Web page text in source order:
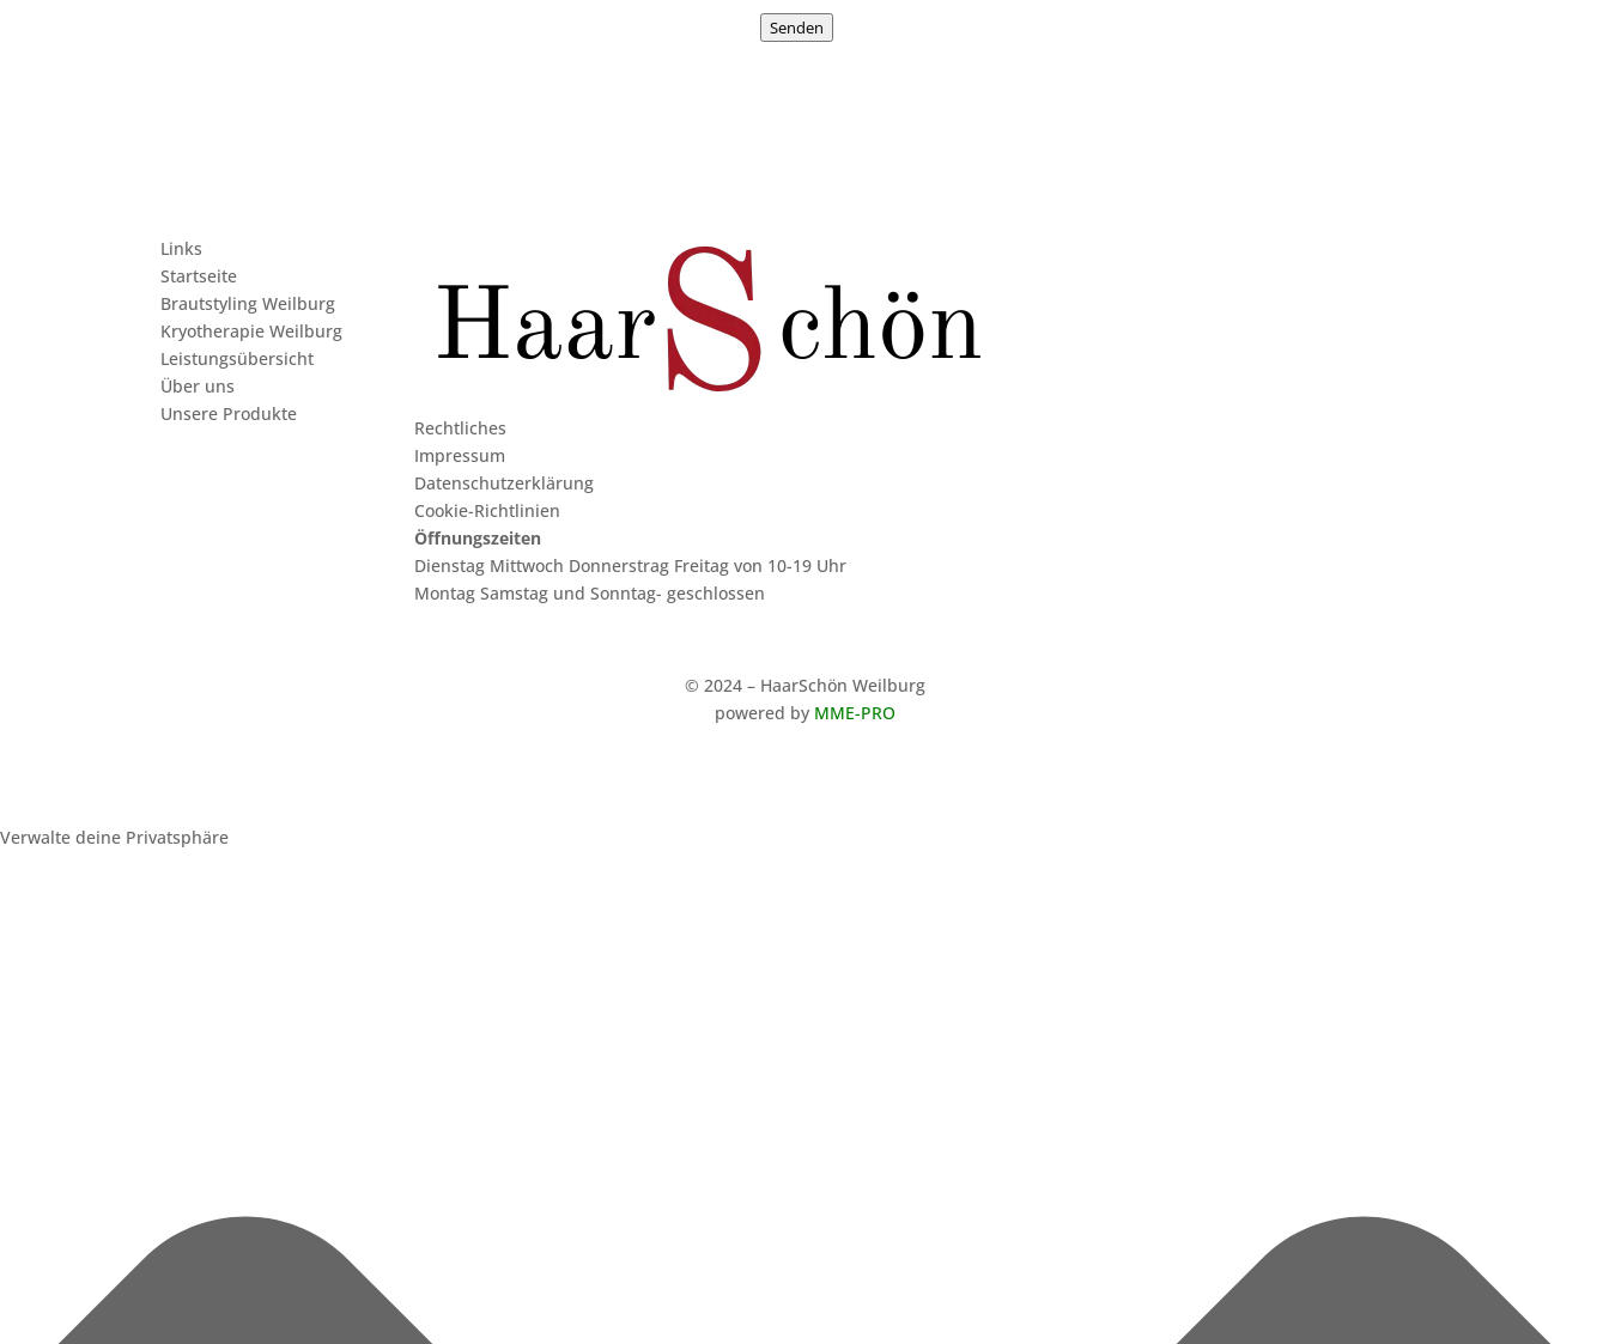
Senden
Links
Startseite
Brautstyling Weilburg
Kryotherapie Weilburg
Leistungsübersicht
Über uns
Unsere Produkte
Rechtliches
Impressum
Datenschutzerklärung
Cookie-Richtlinien
Öffnungszeiten
Dienstag Mittwoch Donnerstrag Freitag von 10-19 Uhr
Montag Samstag und Sonntag- geschlossen
© 2024 – HaarSchön Weilburg
powered by MME-PRO
Verwalte deine Privatsphäre